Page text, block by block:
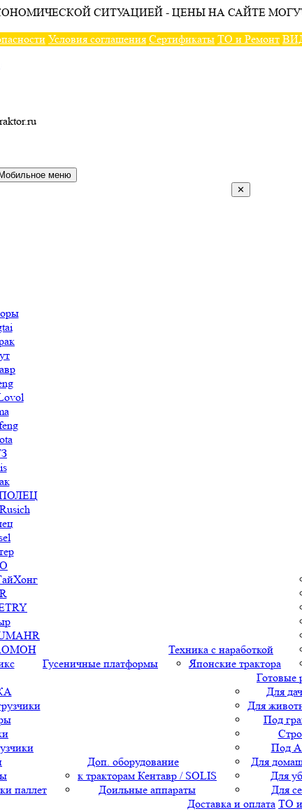
СИТУАЦИЕЙ - ЦЕНЫ НА САЙТЕ
Условия соглашения Сертификаты ТО и Ремонт
Мобильное меню
✕
Гусеничные платформы
Техника с наработкой
Японские трактора
паллет
Доп. оборудование
к тракторам Кентавр / SOLIS
Доильные аппараты
Готовые
Для
Для
Под
Под
Для
Для
Для
Доставка и оплата ТО